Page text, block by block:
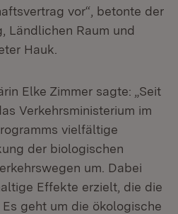
vor“, betonte der
Ländlichen Raum und
Hauk.
Elke Zimmer sagte: „Seit
Verkehrsministerium im
vielfältige
der biologischen
um. Dabei
Effekte erzielt, die die
geht um die ökologische